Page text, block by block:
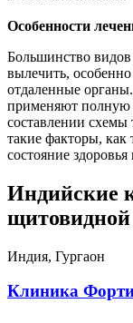
Особенности
Большинство
вылечить,
отдаленные
применяют полную
составлении схемы
такие факторы, как
состояние здоровья
Индийские
Индия, Гургаон
Клиника